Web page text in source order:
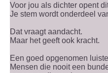
Voor jou als dichter opent
Je stem wordt onderdeel
Dat vraagt aandacht.
Maar het geeft ook kracht.
Een goed opgenomen
Mensen die nooit een